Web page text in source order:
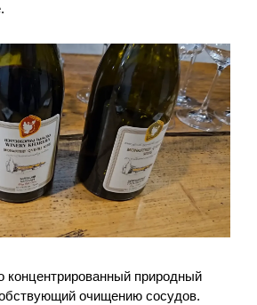
концентрированный природный
очищению сосудов.